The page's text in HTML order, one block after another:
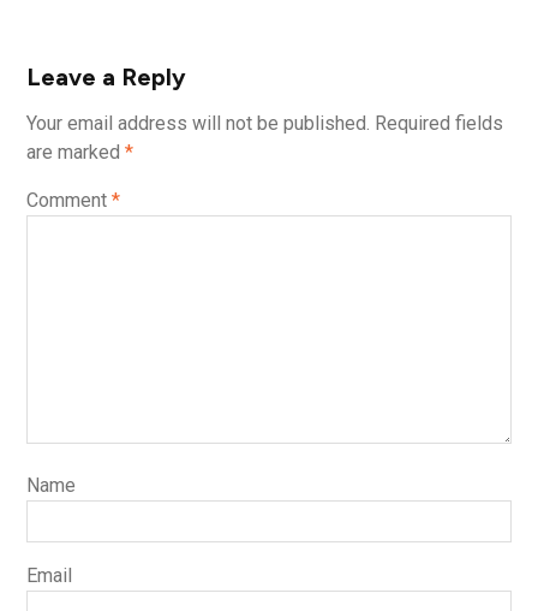
Leave a Reply
Your email address will not be published. Required fields
are marked *
Comment *
Name
Email